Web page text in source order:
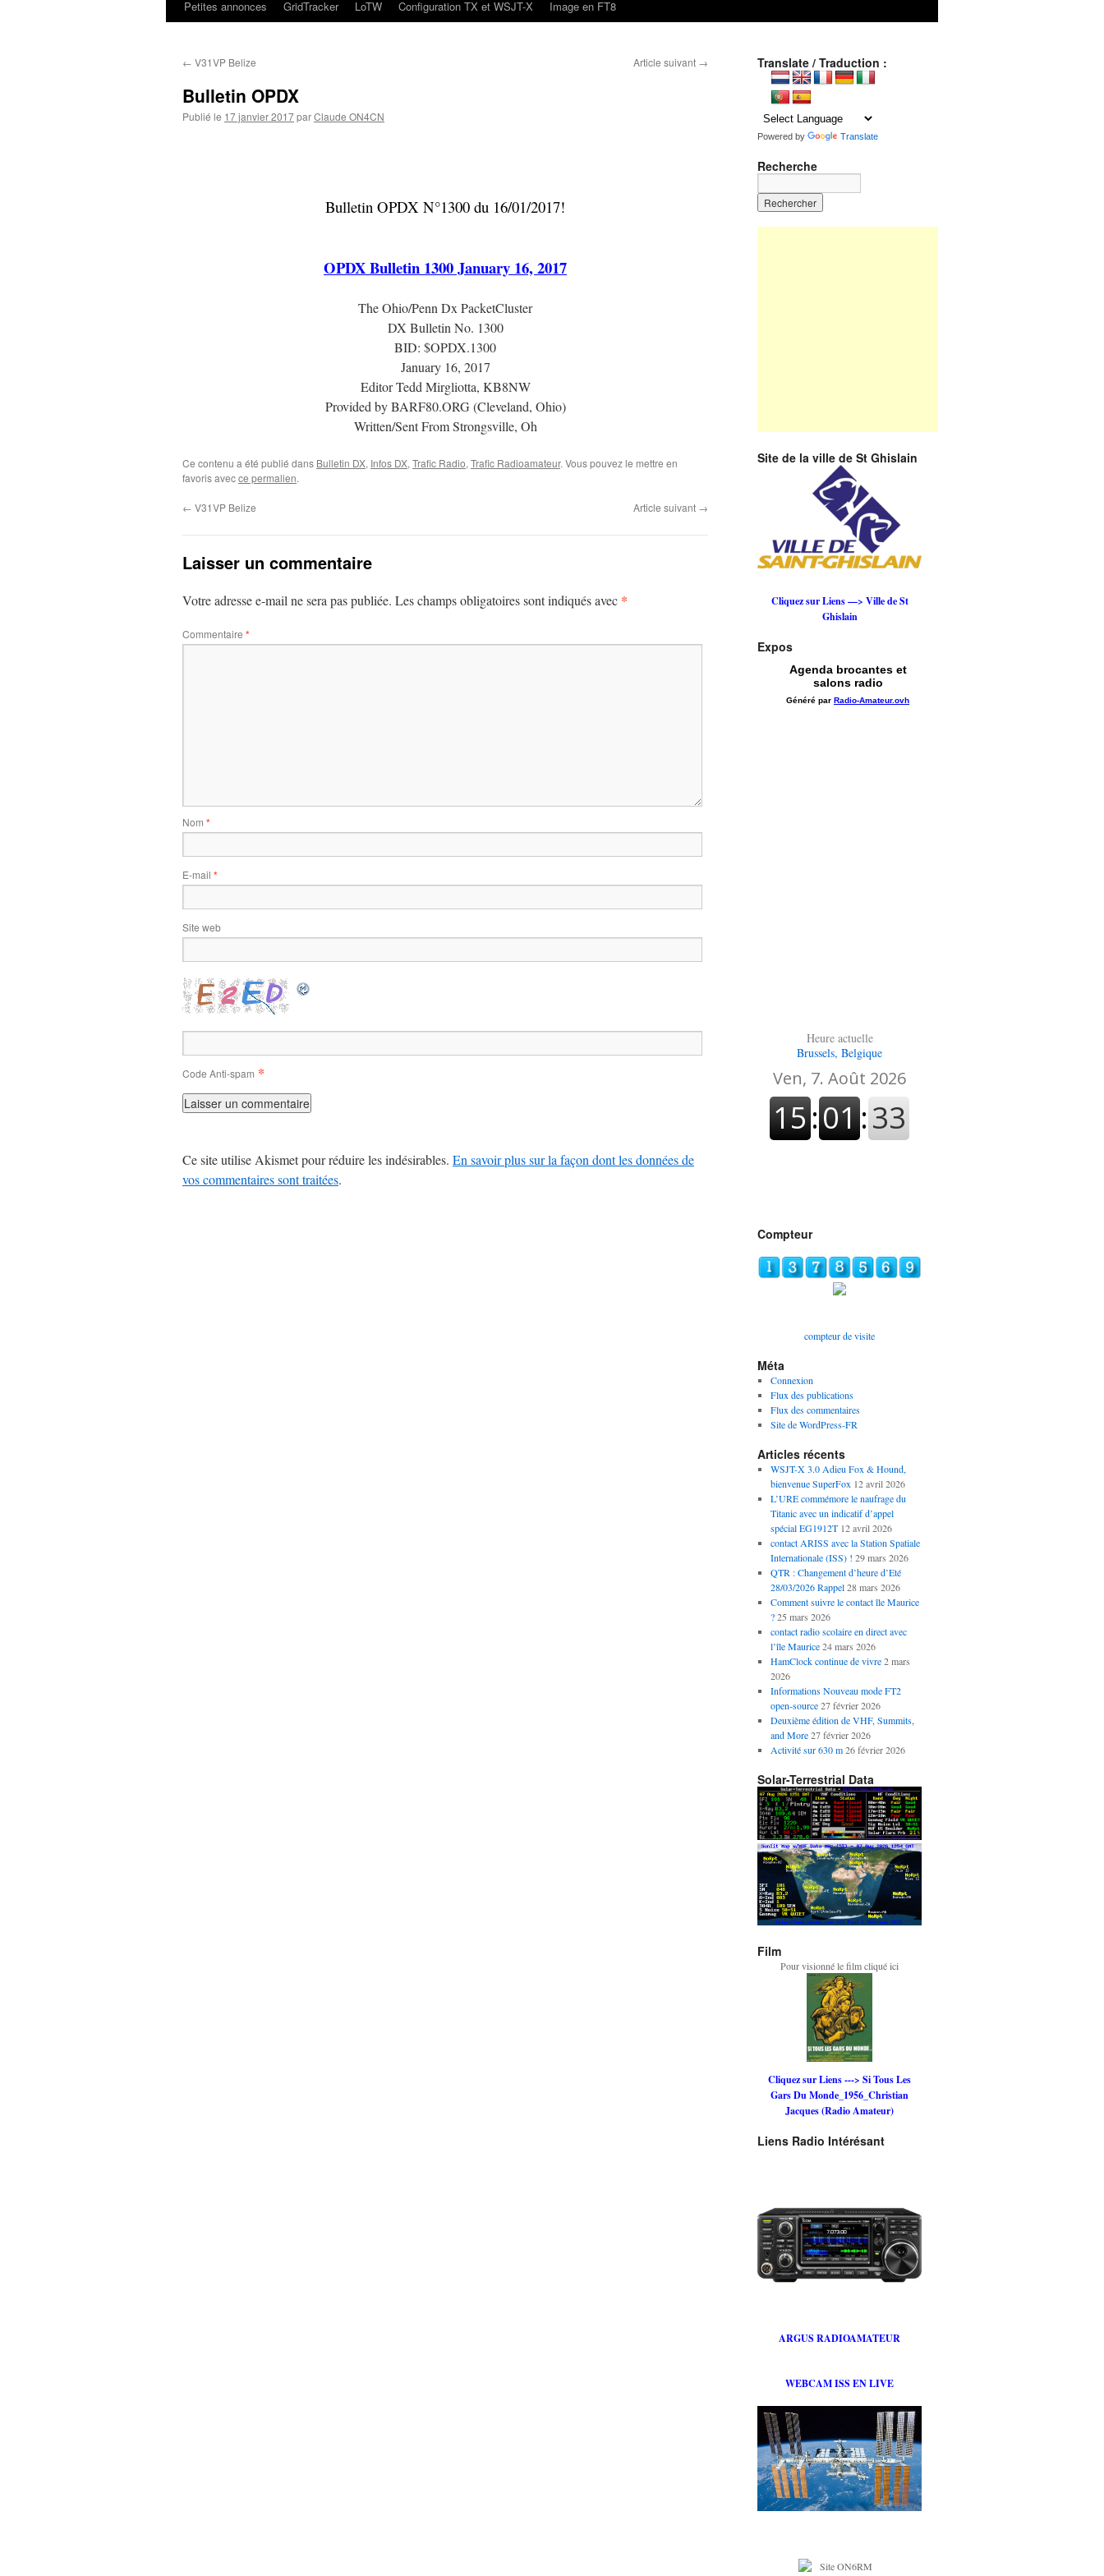
Petites annonces
GridTracker LoTW Configuration TX et WSJT-X Image en FT8
← V31VP Belize Article suivant →
Bulletin OPDX
Publié le 17 janvier 2017parClaude ON4CN
Bulletin OPDX N°1300 du 16/01/2017!
OPDX Bulletin 1300 January 16, 2017
The Ohio/Penn Dx PacketCluster
DX Bulletin No. 1300
BID: $OPDX.1300
January 16, 2017
Editor Tedd Mirgliotta, KB8NW
Provided by BARF80.ORG (Cleveland, Ohio)
Written/Sent From Strongsville, Oh
Ce contenu a été publié dans Bulletin DX, Infos DX, Trafic Radio, Trafic Radioamateur. Vous pouvez le mettre en
favoris avecce permalien.
← V31VP Belize Article suivant →
Laisser un commentaire
Votre adresse e-mail ne sera pas publiée. Les champs obligatoires sont indiqués avec *
Commentaire *
Nom *
E-mail *
Site web
Code Anti-spam *
Ce site utilise Akismet pour réduire les indésirables. En savoir plus sur la façon dont les données de
vos commentaires sont traitées.
Translate / Traduction :
Powered by Translate
Recherche
Site de la ville de St Ghislain
Cliquez sur Liens —> Ville de St
Ghislain
Expos
Heure actuelle
Brussels, Belgique
Compteur
compteur de visite
Méta
Connexion
Flux des publications
Flux des commentaires
Site de WordPress-FR
Articles récents
WSJT-X 3.0 Adieu Fox & Hound,
bienvenue SuperFox 12 avril 2026
L’URE commémore le naufrage du
Titanic avec un indicatif d’appel
spécial EG1912T 12 avril 2026
contact ARISS avec la Station Spatiale
Internationale (ISS) ! 29 mars 2026
QTR : Changement d’heure d’Eté
28/03/2026 Rappel 28 mars 2026
Comment suivre le contact île Maurice
? 25 mars 2026
contact radio scolaire en direct avec
l’île Maurice 24 mars 2026
HamClock continue de vivre 2 mars
2026
Informations Nouveau mode FT2
open-source 27 février 2026
Deuxième édition de VHF, Summits,
and More 27 février 2026
Activité sur 630 m 26 février 2026
Solar-Terrestrial Data
Film
Pour visionné le film cliqué ici
Cliquez sur Liens ---> Si Tous Les
Gars Du Monde_1956_Christian
Jacques (Radio Amateur)
Liens Radio Intérésant
ARGUS RADIOAMATEUR
WEBCAM ISS EN LIVE